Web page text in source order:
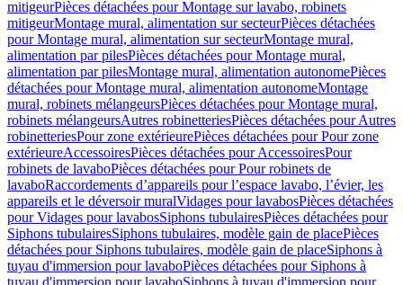
mitigeurPièces détachées pour Montage sur lavabo, robinets
mitigeurMontage mural, alimentation sur secteurPièces détachées
pour Montage mural, alimentation sur secteurMontage mural,
alimentation par pilesPièces détachées pour Montage mural,
alimentation par pilesMontage mural, alimentation autonomePièces
détachées pour Montage mural, alimentation autonomeMontage
mural, robinets mélangeursPièces détachées pour Montage mural,
robinets mélangeursAutres robinetteriesPièces détachées pour Autres
robinetteriesPour zone extérieurePièces détachées pour Pour zone
extérieureAccessoiresPièces détachées pour AccessoiresPour
robinets de lavaboPièces détachées pour Pour robinets de
lavaboRaccordements d’appareils pour l’espace lavabo, l’évier, les
appareils et le déversoir muralVidages pour lavabosPièces détachées
pour Vidages pour lavabosSiphons tubulairesPièces détachées pour
Siphons tubulairesSiphons tubulaires, modèle gain de placePièces
détachées pour Siphons tubulaires, modèle gain de placeSiphons à
tuyau d'immersion pour lavaboPièces détachées pour Siphons à
tuyau d'immersion pour lavaboSiphons à tuyau d'immersion pour